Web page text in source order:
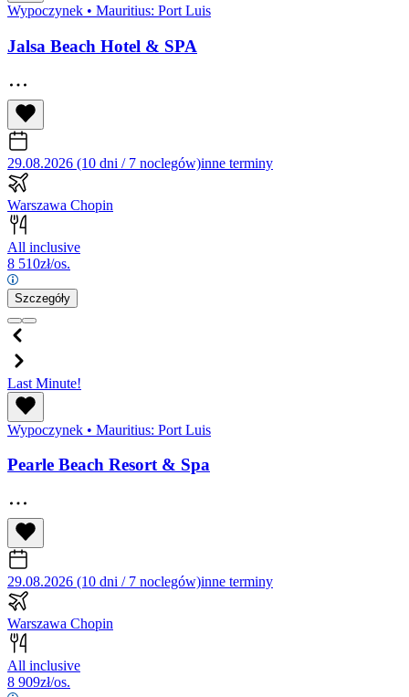
Wypoczynek • Mauritius: Port Luis
Jalsa Beach Hotel & SPA
29.08.2026 (10 dni / 7 noclegów)inne terminy
Warszawa Chopin
All inclusive
8 510zł/os.
Szczegóły
Last Minute!
Wypoczynek • Mauritius: Port Luis
Pearle Beach Resort & Spa
29.08.2026 (10 dni / 7 noclegów)inne terminy
Warszawa Chopin
All inclusive
8 909zł/os.